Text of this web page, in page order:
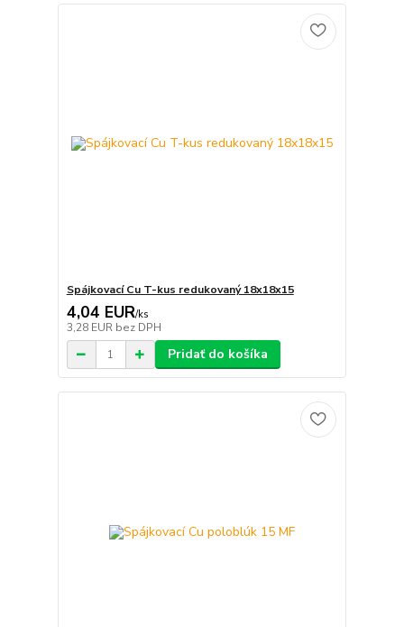
Spájkovací Cu T-kus redukovaný 18x18x15
4,04 EUR/ks
3,28 EUR bez DPH
Pridať do košíka